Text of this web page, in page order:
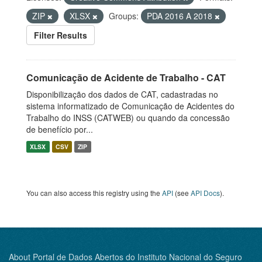
ZIP
XLSX Groups:
PDA 2016 A 2018
Filter Results
Comunicação de Acidente de Trabalho - CAT
Disponibilização dos dados de CAT, cadastradas no
sistema informatizado de Comunicação de Acidentes do
Trabalho do INSS (CATWEB) ou quando da concessão
de benefício por...
XLSX CSV ZIP
You can also access this registry using the API (see API Docs).
About Portal de Dados Abertos do Instituto Nacional do Seguro